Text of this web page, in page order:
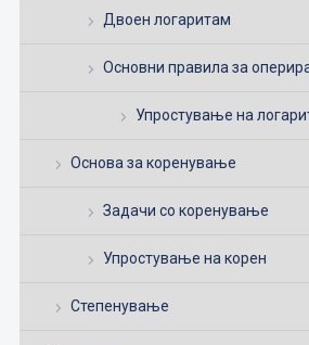
Двоен логаритам
Основни правила за
Упростување на
Основа за коренување
Задачи со коренување
Упростување на корен
Степенување